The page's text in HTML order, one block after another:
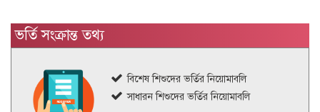
ভর্তি সংক্রান্ত তথ্য
বিশেষ শিশুদের ভর্তির নিয়োমাবলি
সাধারন শিশুদের ভর্তির নিয়োমাবলি